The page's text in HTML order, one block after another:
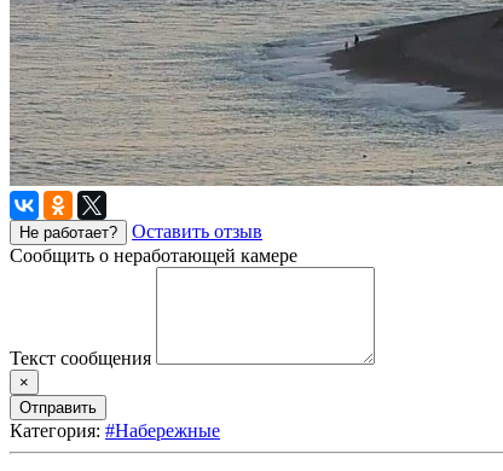
Не работает?
Оставить отзыв
Сообщить о неработающей камере
Текст сообщения
×
Отправить
Категория: #Набережные